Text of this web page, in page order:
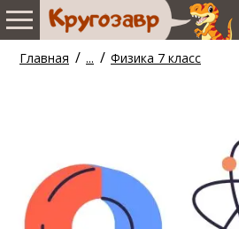
Главная / ... / Физика 7 класс